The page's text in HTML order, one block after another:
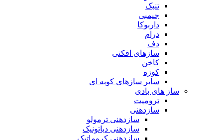
تنبک
جیمبی
داربوکا
درام
دف
سازهای افکتی
کاخن
کوزه
سایر سازهای کوبه ای
ساز های بادی
ترومپت
سازدهنی
سازدهنی ترمولو
سازدهنی دیاتونیک
سازدهنی کروماتیک